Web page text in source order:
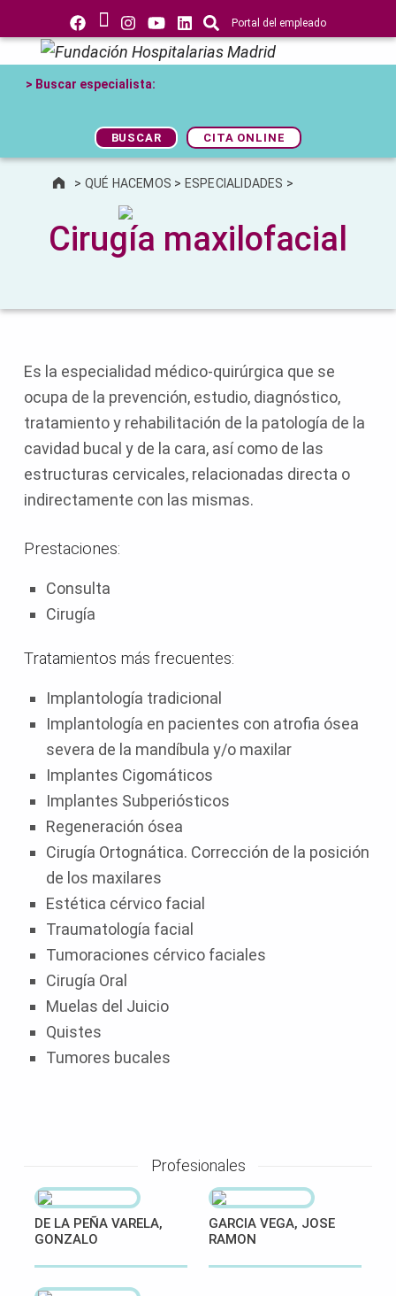
Fundación Hospitalarias Madrid
Portal del empleado
> Buscar especialista:
BUSCAR CITA ONLINE
> QUÉ HACEMOS > ESPECIALIDADES >
Cirugía maxilofacial
Es la especialidad médico-quirúrgica que se
ocupa de la prevención, estudio, diagnóstico,
tratamiento y rehabilitación de la patología de la
cavidad bucal y de la cara, así como de las
estructuras cervicales, relacionadas directa o
indirectamente con las mismas.
Prestaciones:
Consulta
Cirugía
Tratamientos más frecuentes:
Implantología tradicional
Implantología en pacientes con atrofia ósea
severa de la mandíbula y/o maxilar
Implantes Cigomáticos
Implantes Subperiósticos
Regeneración ósea
Cirugía Ortognática. Corrección de la posición
de los maxilares
Estética cérvico facial
Traumatología facial
Tumoraciones cérvico faciales
Cirugía Oral
Muelas del Juicio
Quistes
Tumores bucales
Profesionales
DE LA PEÑA VARELA,
GONZALO
GARCIA VEGA, JOSE
RAMON